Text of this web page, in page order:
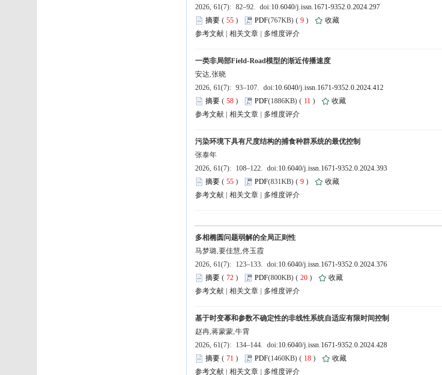
虚拟专辑 | 图论
论文速递 | 策略极限理论与策略统计学习
虚拟专辑 | 群环理论（Ⅰ）
关于2024年寒假期间工作安排
55) 9)
|
|
58) 11)
|
|
55) 9)
|
|
72) 20)
|
|
71) 18)
|
|